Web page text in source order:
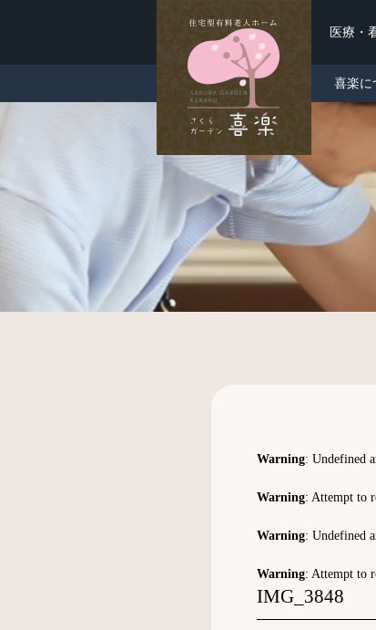
医療・
喜楽に
Warning: Undefined
Warning: Attempt to
Warning: Undefined
Warning: Attempt to
IMG_3848